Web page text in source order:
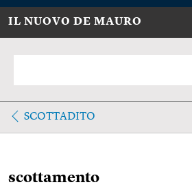
IL NUOVO DE MAURO
SCOTTADITO
scottamento